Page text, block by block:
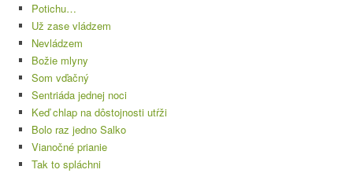
Potichu…
Už zase vládzem
Nevládzem
Božie mlyny
Som vďačný
Sentriáda jednej noci
Keď chlap na dôstojnosti utŕži
Bolo raz jedno Salko
Vianočné prianie
Tak to spláchni